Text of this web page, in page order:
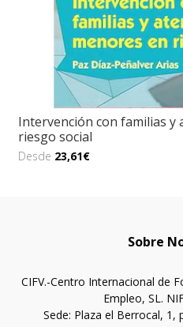
Intervención con familias y
riesgo social
Desde 23,61€
Sobre
CIFV.-Centro Internacional de
Empleo, SL.
Sede: Plaza el Berrocal, 1,